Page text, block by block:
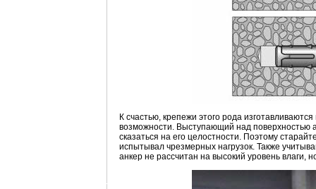
К счастью, крепежи этого рода
возможности. Выступающий над поверхностью
сказаться на его целостности. Поэтому
испытывал чрезмерных нагрузок. Также
анкер не рассчитан на высокий уровень